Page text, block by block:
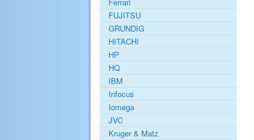
Ferrari
FUJITSU
GRUNDIG
HITACHI
HP
HQ
IBM
Infocus
Iomega
JVC
Kruger & Matz